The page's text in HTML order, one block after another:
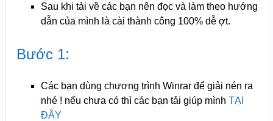
Sau khi tải về các bạn nên đọc và làm theo hướng
dẫn của mình là cài thành công 100% dễ ợt.
Bước 1:
Các bạn dùng chương trình Winrar để giải nén ra
nhé ! nếu chưa có thì các bạn tải giúp mình TẠI
ĐÂY